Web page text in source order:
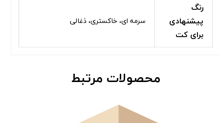
رنگ
پیشنهادی
برای کت
سرمه ای، خاکستری، ذغالی
محصولات مرتبط